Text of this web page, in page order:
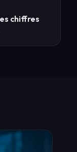
chiffres